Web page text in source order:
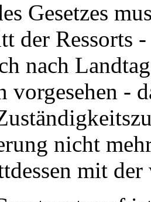
Gesetzes
der Ressorts
nach
vorgesehen -
nicht
mit